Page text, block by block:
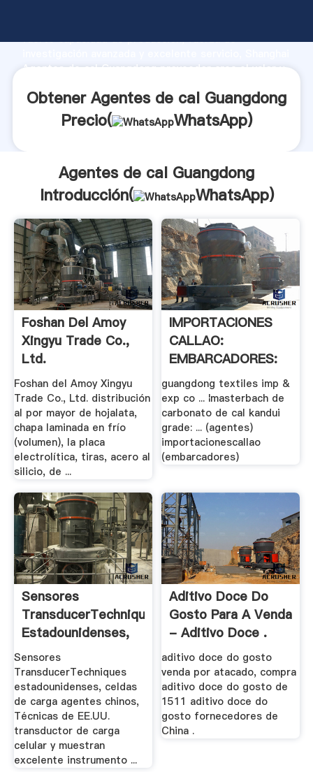
fuerte capacidad de producción, fuerza de
Agentes de cal Guangdong proveedor crea el valor y
Obtener Agentes de cal Guangdong
Precio(
WhatsApp)
Agentes de cal Guangdong
Introducción(
WhatsApp)
Foshan Del Amoy
Xingyu Trade Co.,
Ltd.
Foshan del Amoy Xingyu
Trade Co., Ltd. distribución
al por mayor de hojalata,
chapa laminada en frío
(volumen), la placa
electrolítica, tiras, acero al
silicio, de ...
IMPORTACIONES
CALLAO:
EMBARCADORES:
02 .
guangdong textiles imp &
exp co ... ¦masterbach de
carbonato de cal kandui
grade: ... (agentes)
importacionescallao
(embarcadores)
Sensores
TransducerTechniques
Estadounidenses,
Celdas ...
Sensores
TransducerTechniques
estadounidenses, celdas
de carga agentes chinos,
Técnicas de EE.UU.
transductor de carga
celular y muestran
excelente instrumento ...
Aditivo Doce Do
Gosto Para A Venda
- Aditivo Doce .
aditivo doce do gosto
venda por atacado, compra
aditivo doce do gosto de
1511 aditivo doce do
gosto fornecedores de
China .